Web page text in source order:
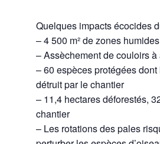
Quelques impacts écocides
– 4 500 m² de zones
– Assèchement de couloirs
– 60 espèces protégées dont
détruit par le chantier
– 11,4 hectares déforestés,
chantier
– Les rotations des pales